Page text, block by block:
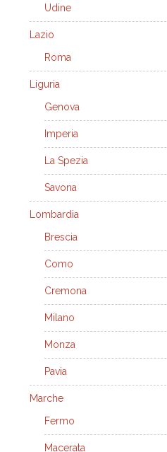
Udine
Lazio
Roma
Liguria
Genova
Imperia
La Spezia
Savona
Lombardia
Brescia
Como
Cremona
Milano
Monza
Pavia
Marche
Fermo
Macerata